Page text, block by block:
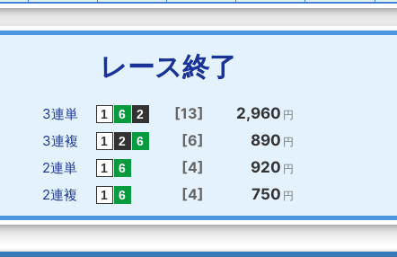
レース終了
3連単 [13] 2,960 円
3連複 [6] 890 円
2連単 [4] 920 円
2連複 [4] 750 円